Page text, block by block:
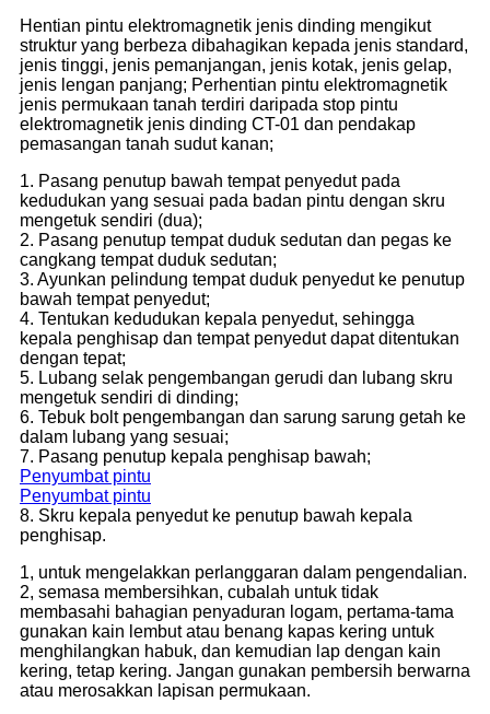
Hentian pintu elektromagnetik jenis dinding mengikut
struktur yang berbeza dibahagikan kepada jenis standard,
jenis tinggi, jenis pemanjangan, jenis kotak, jenis gelap,
jenis lengan panjang; Perhentian pintu elektromagnetik
jenis permukaan tanah terdiri daripada stop pintu
elektromagnetik jenis dinding CT-01 dan pendakap
pemasangan tanah sudut kanan;
1. Pasang penutup bawah tempat penyedut pada
kedudukan yang sesuai pada badan pintu dengan skru
mengetuk sendiri (dua);
2. Pasang penutup tempat duduk sedutan dan pegas ke
cangkang tempat duduk sedutan;
3. Ayunkan pelindung tempat duduk penyedut ke penutup
bawah tempat penyedut;
4. Tentukan kedudukan kepala penyedut, sehingga
kepala penghisap dan tempat penyedut dapat ditentukan
dengan tepat;
5. Lubang selak pengembangan gerudi dan lubang skru
mengetuk sendiri di dinding;
6. Tebuk bolt pengembangan dan sarung sarung getah ke
dalam lubang yang sesuai;
7. Pasang penutup kepala penghisap bawah;
Penyumbat pintu
Penyumbat pintu
8. Skru kepala penyedut ke penutup bawah kepala
penghisap.
1, untuk mengelakkan perlanggaran dalam pengendalian.
2, semasa membersihkan, cubalah untuk tidak
membasahi bahagian penyaduran logam, pertama-tama
gunakan kain lembut atau benang kapas kering untuk
menghilangkan habuk, dan kemudian lap dengan kain
kering, tetap kering. Jangan gunakan pembersih berwarna
atau merosakkan lapisan permukaan.